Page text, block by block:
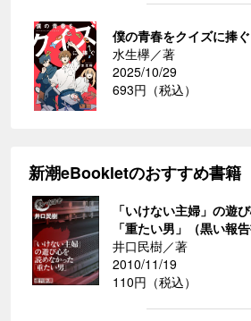
僕の青春をクイズに捧
水生欅／著
2025/10/29
693円（税込）
新潮eBookletのおすすめ書籍
「いけない主婦」の遊
「重たい男」（黒い報告
井口民樹／著
2010/11/19
110円（税込）